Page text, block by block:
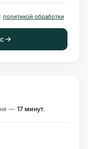
политикой обработки
— 17 минут.